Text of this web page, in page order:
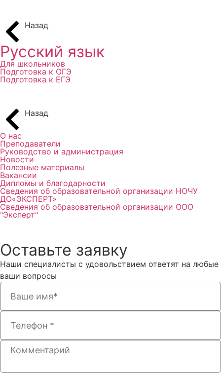
Назад
Русский язык
Для школьников
Подготовка к ОГЭ
Подготовка к ЕГЭ
Назад
О нас
Преподаватели
Руководство и администрация
Новости
Полезные материалы
Вакансии
Дипломы и благодарности
Сведения об образовательной организации НОЧУ
ДО«ЭКСПЕРТ»
Сведения об образовательной организации ООО
"Эксперт"
Оставьте заявку
Наши специалисты с удовольствием ответят на любые
ваши вопросы